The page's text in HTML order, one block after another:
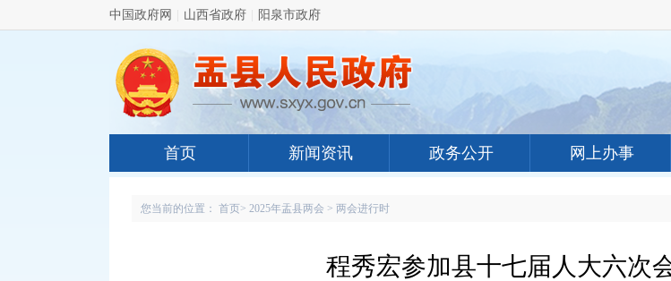
中国政府网 山西省政府 阳泉市政府
首页 新闻资讯 政务公开 网上办事
您当前的位置： 首页> 2025年盂县两会 > 两会进行时
程秀宏参加县十七届人大六次